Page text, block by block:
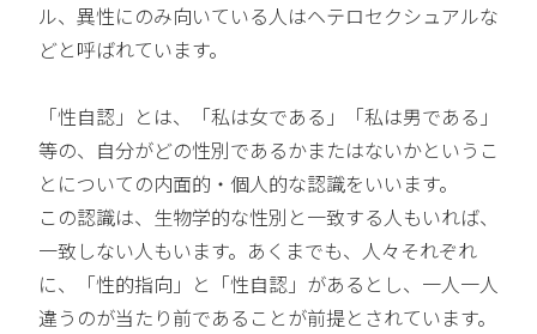
ル、異性にのみ向いている人はヘテロセクシュアルな
どと呼ばれています。
「性自認」とは、「私は女である」「私は男である」
等の、自分がどの性別であるかまたはないかというこ
とについての内面的・個人的な認識をいいます。
この認識は、生物学的な性別と一致する人もいれば、
一致しない人もいます。あくまでも、人々それぞれ
に、「性的指向」と「性自認」があるとし、一人一人
違うのが当たり前であることが前提とされています。